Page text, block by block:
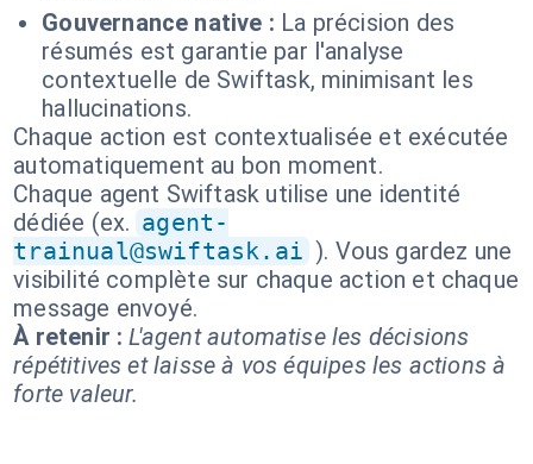
Gouvernance native : La précision des
résumés est garantie par l'analyse
contextuelle de Swiftask, minimisant les
hallucinations.
Chaque action est contextualisée et exécutée
automatiquement au bon moment.
Chaque agent Swiftask utilise une identité
dédiée (ex. agent-
trainual@swiftask.ai ). Vous gardez une
visibilité complète sur chaque action et chaque
message envoyé.
À retenir : L'agent automatise les décisions
répétitives et laisse à vos équipes les actions à
forte valeur.